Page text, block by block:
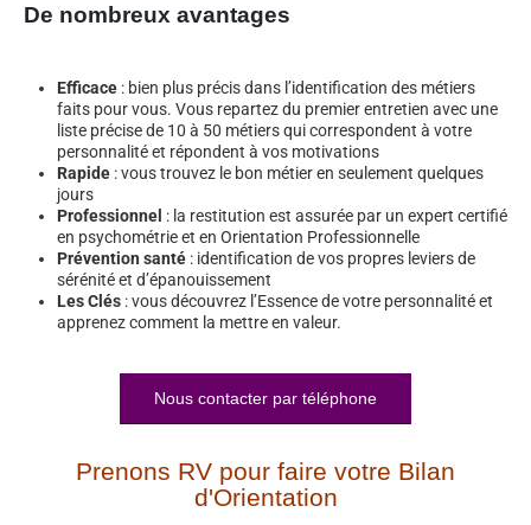
De nombreux avantages
Efficace : bien plus précis dans l’identification des métiers
faits pour vous. Vous repartez du premier entretien avec une
liste précise de 10 à 50 métiers qui correspondent à votre
personnalité et répondent à vos motivations
Rapide : vous trouvez le bon métier en seulement quelques
jours
Professionnel : la restitution est assurée par un expert certifié
en psychométrie et en Orientation Professionnelle
Prévention santé : identification de vos propres leviers de
sérénité et d’épanouissement
Les Clés : vous découvrez l’Essence de votre personnalité et
apprenez comment la mettre en valeur.
Nous contacter par téléphone
Prenons RV pour faire votre Bilan
d'Orientation